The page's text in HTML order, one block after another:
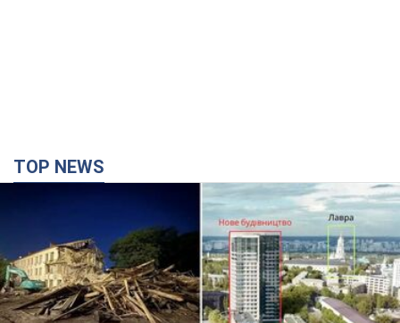
Києво-Печерську лавру закриють 80-метровим
"монстром"? Чому влада Києва відмовилась
зупиняти будівництво хмарочоса
"московського вірянина"
Яка реакція Кличка на петицію щодо скасування будівництва
час назад 4,7 т.